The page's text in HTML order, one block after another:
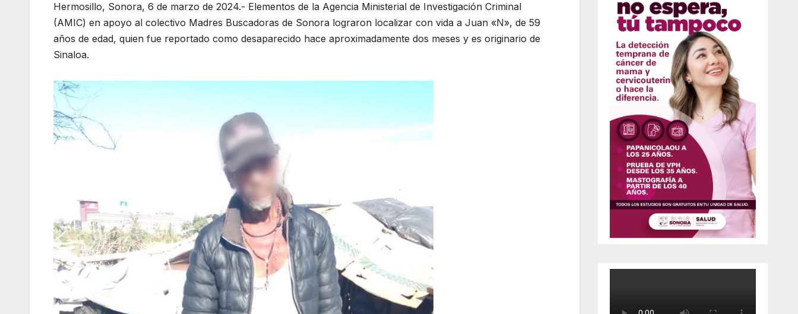
Hermosillo, Sonora, 6 de marzo de 2024.- Elementos de la Agencia Ministerial de Investigación Criminal
(AMIC) en apoyo al colectivo Madres Buscadoras de Sonora lograron localizar con vida a Juan «N», de 59
años de edad, quien fue reportado como desaparecido hace aproximadamente dos meses y es originario de
Sinaloa.